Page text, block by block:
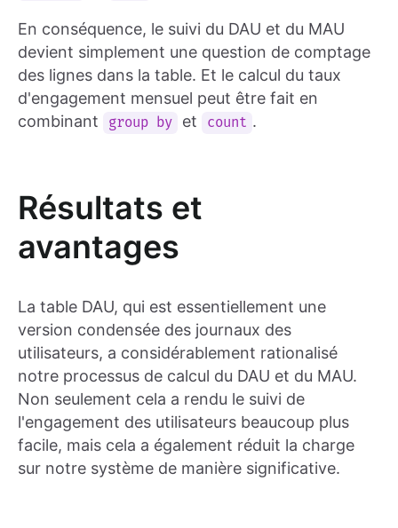
En conséquence, le suivi du DAU et du MAU
devient simplement une question de comptage
des lignes dans la table. Et le calcul du taux
d'engagement mensuel peut être fait en
combinant
group by et count .
Résultats et
avantages
La table DAU, qui est essentiellement une
version condensée des journaux des
utilisateurs, a considérablement rationalisé
notre processus de calcul du DAU et du MAU.
Non seulement cela a rendu le suivi de
l'engagement des utilisateurs beaucoup plus
facile, mais cela a également réduit la charge
sur notre système de manière significative.